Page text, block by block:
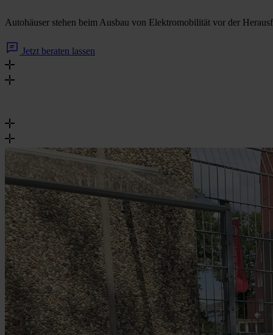
Autohäuser stehen beim Ausbau von Elektromobilität vor der
Jetzt beraten lassen